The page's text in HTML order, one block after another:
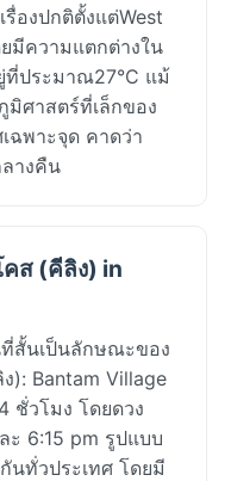
องปกติตั้งแต่West
มีความแตกต่างใน
ประมาณ27°C แม้
มิศาสตร์ที่เล็กของ
ฉพาะจุด คาดว่า
างคืน
ส (คีลิง) in
สั้นเป็นลักษณะของ
): Bantam Village
ชั่วโมง โดยดวง
ะ 6:15 pm รูปแบบ
นทั่วประเทศ โดยมี